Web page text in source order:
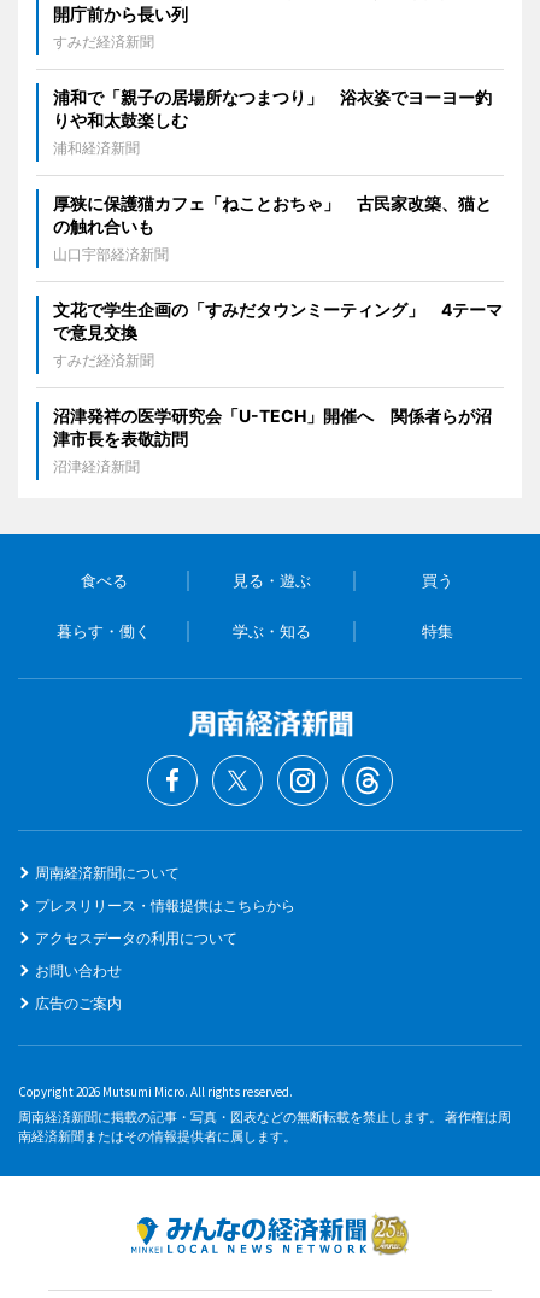
開庁前から長い列
すみだ経済新聞
浦和で「親子の居場所なつまつり」 浴衣姿でヨーヨー釣
りや和太鼓楽しむ
浦和経済新聞
厚狭に保護猫カフェ「ねことおちゃ」 古民家改築、猫と
の触れ合いも
山口宇部経済新聞
文花で学生企画の「すみだタウンミーティング」 4テーマ
で意見交換
すみだ経済新聞
沼津発祥の医学研究会「U-TECH」開催へ 関係者らが沼
津市長を表敬訪問
沼津経済新聞
食べる 見る・遊ぶ 買う
暮らす・働く 学ぶ・知る 特集
周南経済新聞について
プレスリリース・情報提供はこちらから
アクセスデータの利用について
お問い合わせ
広告のご案内
Copyright 2026 Mutsumi Micro. All rights reserved.
周南経済新聞に掲載の記事・写真・図表などの無断転載を禁止します。 著作権は周
南経済新聞またはその情報提供者に属します。